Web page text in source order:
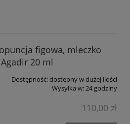
figowa, mleczko
20 ml
Dostępność:dostępny w dużej ilości
Wysyłka w:24 godziny
110,00 zł